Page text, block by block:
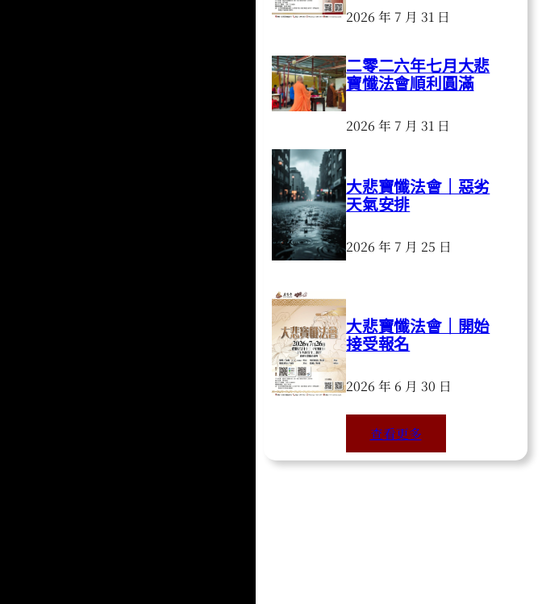
2026 年 7 月 31 日
二零二六年七月大悲
寶懺法會順利圓滿
2026 年 7 月 31 日
大悲寶懺法會｜惡劣
天氣安排
2026 年 7 月 25 日
大悲寶懺法會｜開始
接受報名
2026 年 6 月 30 日
查看更多